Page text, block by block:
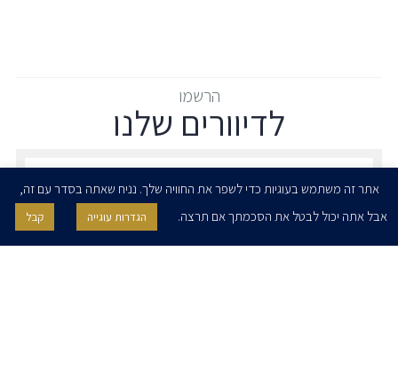
הרשמו
לדיוורים שלנו
אני מאשר/ת בזאת להרצוג, פוקס, נאמן ושות' לשלוח לי ניוזלטרים,
הודעות והזמנות לאירועים וכנסים. אני רשאי/ת לחזור בי מהסכמתי לעיל בכל
אתר זה משתמש בעוגיות כדי לשפר את החוויה שלך. נניח שאתה בסדר עם זה,
אבל אתה יכול לבטל את הסכמתך אם תרצה.
הגדרות עוגייה קבל